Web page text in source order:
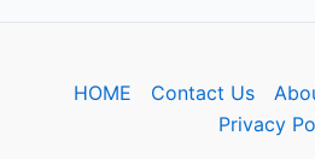
HOME Contact Us
Privacy